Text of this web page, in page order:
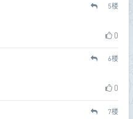
5楼
0
6楼
0
7楼